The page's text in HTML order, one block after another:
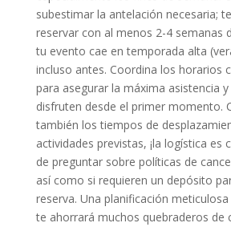
subestimar la antelación necesaria;
reservar con al menos 2-4 semanas
tu evento cae en temporada alta
incluso antes. Coordina los horarios
para asegurar la máxima asistencia
disfruten desde el primer momento.
también los tiempos de
actividades previstas, ¡la logística es
de preguntar sobre políticas de
así como si requieren un depósito
reserva. Una planificación
te ahorrará muchos quebraderos de